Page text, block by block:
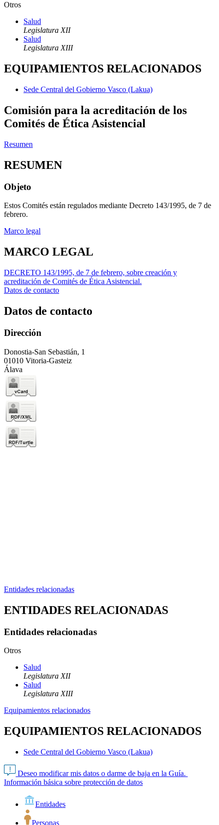
Otros
Salud
Legislatura XII
Salud
Legislatura XIII
EQUIPAMIENTOS RELACIONADOS
Sede Central del Gobierno Vasco (Lakua)
Comisión para la acreditación de los
Comités de Ética Asistencial
Resumen
RESUMEN
Objeto
Estos Comités están regulados mediante Decreto 143/1995, de 7 de
febrero.
Marco legal
MARCO LEGAL
DECRETO 143/1995, de 7 de febrero, sobre creación y
acreditación de Comités de Ética Asistencial.
Datos de contacto
Datos de contacto
Dirección
Donostia-San Sebastián, 1
01010 Vitoria-Gasteiz
Álava
Entidades relacionadas
ENTIDADES RELACIONADAS
Entidades relacionadas
Otros
Salud
Legislatura XII
Salud
Legislatura XIII
Equipamientos relacionados
EQUIPAMIENTOS RELACIONADOS
Sede Central del Gobierno Vasco (Lakua)
Deseo modificar mis datos o darme de baja en la Guía.
Información básica sobre protección de datos
Entidades
Personas